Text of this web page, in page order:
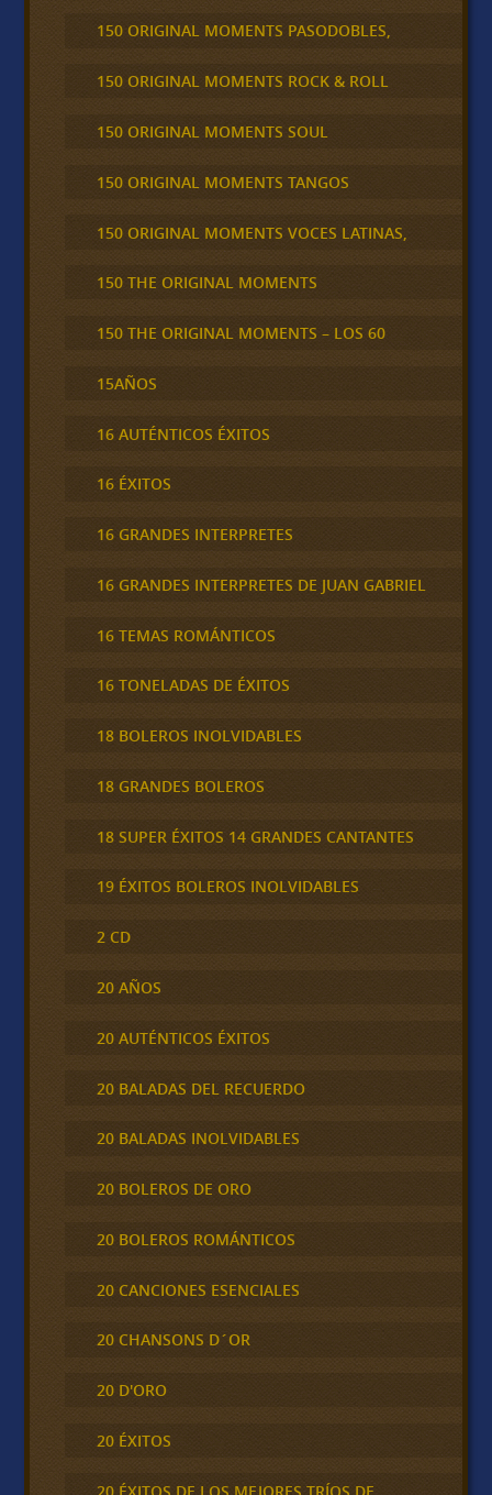
150 ORIGINAL MOMENTS PASODOBLES,
150 ORIGINAL MOMENTS ROCK & ROLL
150 ORIGINAL MOMENTS SOUL
150 ORIGINAL MOMENTS TANGOS
150 ORIGINAL MOMENTS VOCES LATINAS,
150 THE ORIGINAL MOMENTS
150 THE ORIGINAL MOMENTS – LOS 60
15AÑOS
16 AUTÉNTICOS ÉXITOS
16 ÉXITOS
16 GRANDES INTERPRETES
16 GRANDES INTERPRETES DE JUAN GABRIEL
16 TEMAS ROMÁNTICOS
16 TONELADAS DE ÉXITOS
18 BOLEROS INOLVIDABLES
18 GRANDES BOLEROS
18 SUPER ÉXITOS 14 GRANDES CANTANTES
19 ÉXITOS BOLEROS INOLVIDABLES
2 CD
20 AÑOS
20 AUTÉNTICOS ÉXITOS
20 BALADAS DEL RECUERDO
20 BALADAS INOLVIDABLES
20 BOLEROS DE ORO
20 BOLEROS ROMÁNTICOS
20 CANCIONES ESENCIALES
20 CHANSONS D´OR
20 D'ORO
20 ÉXITOS
20 ÉXITOS DE LOS MEJORES TRÍOS DE